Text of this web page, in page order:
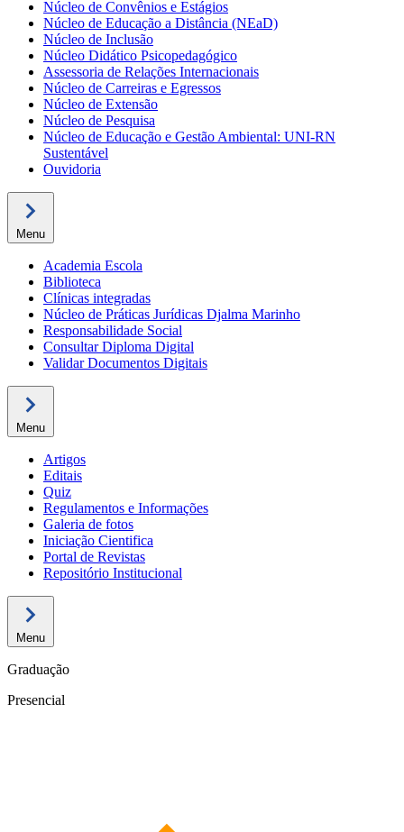
Núcleo de Convênios e Estágios
Núcleo de Educação a Distância (NEaD)
Núcleo de Inclusão
Núcleo Didático Psicopedagógico
Assessoria de Relações Internacionais
Núcleo de Carreiras e Egressos
Núcleo de Extensão
Núcleo de Pesquisa
Núcleo de Educação e Gestão Ambiental: UNI-RN
Sustentável
Ouvidoria
Menu
Academia Escola
Biblioteca
Clínicas integradas
Núcleo de Práticas Jurídicas Djalma Marinho
Responsabilidade Social
Consultar Diploma Digital
Validar Documentos Digitais
Menu
Artigos
Editais
Quiz
Regulamentos e Informações
Galeria de fotos
Iniciação Cientifica
Portal de Revistas
Repositório Institucional
Menu
Graduação
Presencial